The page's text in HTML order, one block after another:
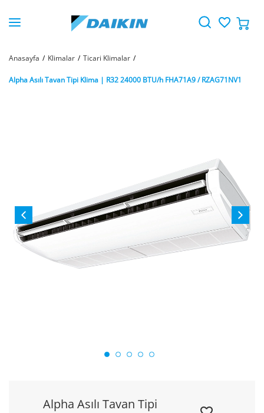
Anasayfa Klimalar Ticari Klimalar
Alpha Asılı Tavan Tipi Klima | R32 24000 BTU/h FHA71A9 / RZAG71NV1
Alpha Asılı Tavan Tipi